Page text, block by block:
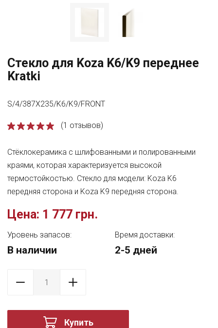
Стекло для Koza K6/K9 переднее
Kratki
S/4/387X235/K6/K9/FRONT
(1 отзывов)
Стёклокерамика с шлифованными и полированными
краями, которая характеризуется высокой
термостойкостью. Стекло для модели: Koza K6
передняя сторона и Koza K9 передняя сторона.
Цена: 1 777 грн.
Уровень запасов:
В наличии
Время доставки:
2-5 дней
Купить